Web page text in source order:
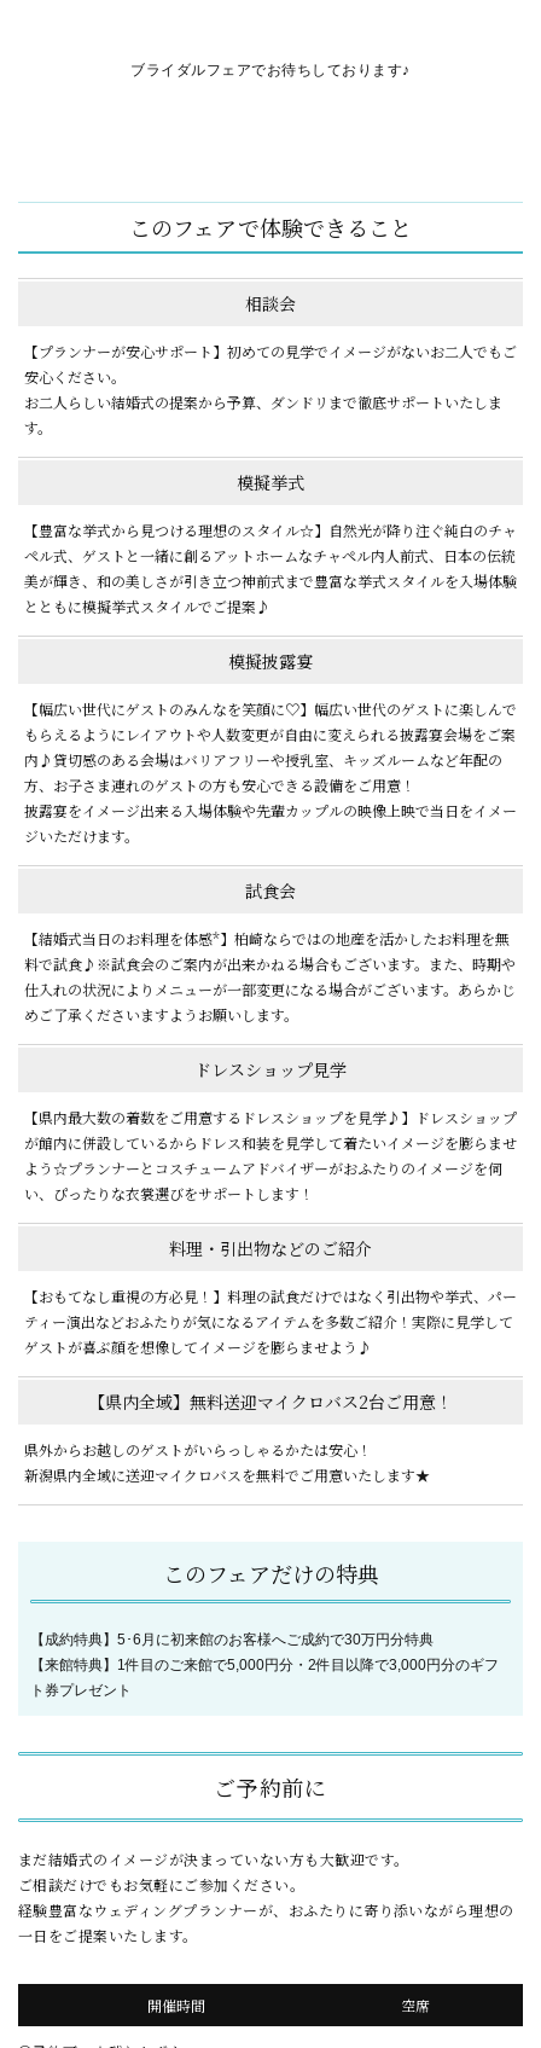
ブライダルフェアでお待ちしております♪
このフェアで体験できること
相談会
【プランナーが安心サポート】初めての見学でイメージがないお二人でもご
安心ください。
お二人らしい結婚式の提案から予算、ダンドリまで徹底サポートいたしま
す。
模擬挙式
【豊富な挙式から見つける理想のスタイル☆】自然光が降り注ぐ純白のチャ
ペル式、ゲストと一緒に創るアットホームなチャペル内人前式、日本の伝統
美が輝き、和の美しさが引き立つ神前式まで豊富な挙式スタイルを入場体験
とともに模擬挙式スタイルでご提案♪
模擬披露宴
【幅広い世代にゲストのみんなを笑顔に♡】幅広い世代のゲストに楽しんで
もらえるようにレイアウトや人数変更が自由に変えられる披露宴会場をご案
内♪貸切感のある会場はバリアフリーや授乳室、キッズルームなど年配の
方、お子さま連れのゲストの方も安心できる設備をご用意！
披露宴をイメージ出来る入場体験や先輩カップルの映像上映で当日をイメー
ジいただけます。
試食会
【結婚式当日のお料理を体感*】柏崎ならではの地産を活かしたお料理を無
料で試食♪※試食会のご案内が出来かねる場合もございます。また、時期や
仕入れの状況によりメニューが一部変更になる場合がございます。あらかじ
めご了承くださいますようお願いします。
ドレスショップ見学
【県内最大数の着数をご用意するドレスショップを見学♪】ドレスショップ
が館内に併設しているからドレス和装を見学して着たいイメージを膨らませ
よう☆プランナーとコスチュームアドバイザーがおふたりのイメージを伺
い、ぴったりな衣裳選びをサポートします！
料理・引出物などのご紹介
【おもてなし重視の方必見！】料理の試食だけではなく引出物や挙式、パー
ティー演出などおふたりが気になるアイテムを多数ご紹介！実際に見学して
ゲストが喜ぶ顔を想像してイメージを膨らませよう♪
【県内全域】無料送迎マイクロバス2台ご用意！
県外からお越しのゲストがいらっしゃるかたは安心！
新潟県内全域に送迎マイクロバスを無料でご用意いたします★
このフェアだけの特典
【成約特典】5･6月に初来館のお客様へご成約で30万円分特典
【来館特典】1件目のご来館で5,000円分・2件目以降で3,000円分のギフ
ト券プレゼント
ご予約前に
まだ結婚式のイメージが決まっていない方も大歓迎です。
ご相談だけでもお気軽にご参加ください。
経験豊富なウェディングプランナーが、おふたりに寄り添いながら理想の
一日をご提案いたします。
開催時間 空席